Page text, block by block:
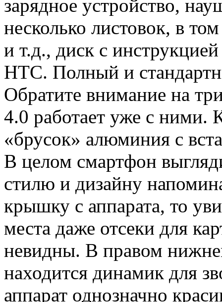
зарядное устройство,
несколько листовок, в
и т.д., диск с
HTC. Полный и
Обратите внимание на
4.0 работает уже с ними.
«брусок» алюминия с
В целом смартфон
стилю и дизайну
крышку с аппарата, то
места даже отсеки для
невидны. В правом
находится динамик для
аппарат однозначно